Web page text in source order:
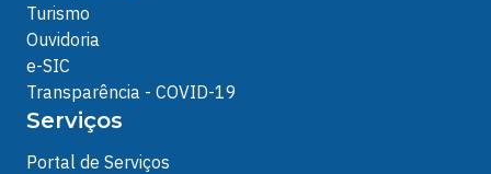
Turismo
Ouvidoria
e-SIC
Transparência - COVID-19
Serviços
Portal de Serviços